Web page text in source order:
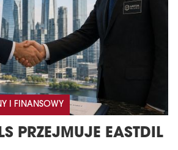
I FINANSOWY
PRZEJMUJE EASTDIL